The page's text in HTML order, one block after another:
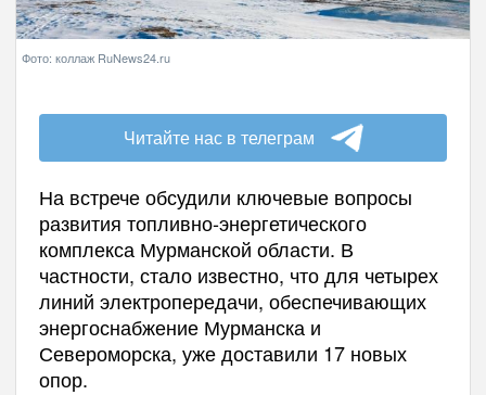
Фото: коллаж RuNews24.ru
Читайте нас в телеграм
На встрече обсудили ключевые вопросы
развития топливно-энергетического
комплекса Мурманской области. В
частности, стало известно, что для четырех
линий электропередачи, обеспечивающих
энергоснабжение Мурманска и
Североморска, уже доставили 17 новых
опор.